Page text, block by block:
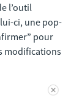
l’outil
ci, une pop-
pour
modifications